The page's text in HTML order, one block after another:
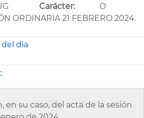
Carácter:
O
ORDINARIA 21 FEBRERO 2024.
dia
en su caso, del acta de la sesión